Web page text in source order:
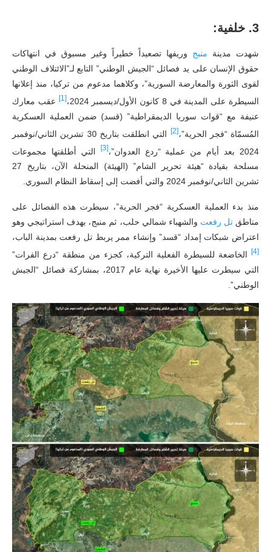
3. خلفية:
شهدت مدينة منبج وريفها تصعيداً خطيراً وغير مسبوق في انتهاكات
حقوق الإنسان على يد فصائل “الجيش الوطني” التابع لـ”الائتلاف الوطني
لقوى الثورة والمعارضة السورية”، وكلاهما مدعوم من تركيا، منذ إعلانها
السيطرة على المدينة في 8 كانون الأول/ديسمبر 2024،
[1]
عقب معارك
عنيفة مع “قوات سوريا الديمقراطية” (قسد) ضمن العملية العسكرية
المُسمّاة “فجر الحرية”،[2]
التي انطلقت بتاريخ 30 تشرين الثاني/نوفمبر
2024 بعد أيام من عملية “ردع العدوان”،
[3]
التي أطلقتها مجموعات
مسلحة بقيادة “هيئة تحرير الشام” (الهيئة) المنحلة الآن، بتاريخ 27
تشرين الثاني/نوفمبر 2024 والتي أفضت إلى إسقاط النظام السوري.
منذ بدء العملية العسكرية “فجر الحرية”، سيطرت هذه الفصائل على
مناطقتل رفعت والشهباء شمالي حلب، ثم منبج، بهدف استراتيجي وهو
اعتراض شبكات إمداد “قسد” وإنشاء ممر يربط تل رفعت بمدينة الباب،
[4]
الخاضعة للسيطرة الفعلية التركية، كجزء من منطقة “درع الفرات”
التي سيطرت عليها الأخيرة نهاية عام 2017، بمشاركة فصائل “الجيش
الوطني”.